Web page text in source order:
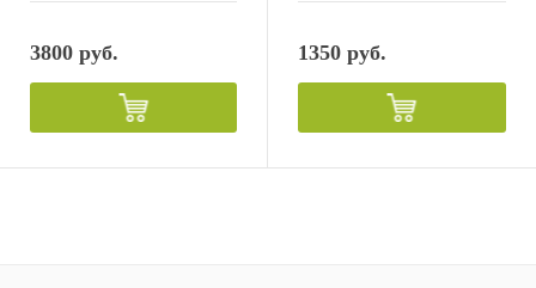
3800 руб. 1350 руб.